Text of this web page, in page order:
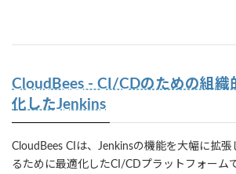
CloudBees - CI/CDのための組織
化したJenkins
CloudBees CIは、Jenkinsの機能を大幅に拡
るために最適化したCI/CDプラットフォーム